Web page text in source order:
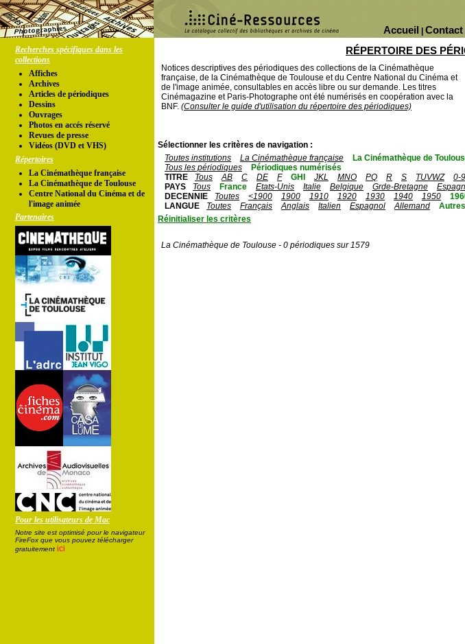
Contact
Accueil
Recherches spécifiques dans les
collections
Affiches
Archives
Articles de périodiques
Dessins
Ouvrages
Photos en accés réservé
Revues de presse
Vidéos (DVD et VHS)
Répertoires
La Cinémathèque française
La Cinémathèque de Toulouse
Centre National du Cinéma et de
l'image animée
Partenaires
Pour les utilisateurs de Mac
Notre site est optimisé pour le navigateur
FireFox que vous pouvez télécharger
gratuitement ici
RÉPERTOIRE DES
Notices descriptives des périodiques des collections de la Cinémathèque
française, de la Cinémathèque de Toulouse et du Centre National du Cinéma et
de l'image animée, consultables en accès libre ou sur demande. Les titres
Cinémagazine et Paris-Photographe ont été numérisés en coopération avec la
BNF. (Consulter le guide d'utilisation du répertoire des périodiques)
Sélectionner les critères de navigation :
Toutes institutions
La Cinémathèque française La Cinémathèque de
Tous les périodiques
Périodiques numérisés
TITRE
Tous AB C DE F GHI JKL MNO PQ R S TUVWZ
0-9
PAYS
Tous France Etats-Unis Italie Belgique Grde-Bretagne
DECENNIE
Toutes <1900 1900 1910 1920 1930 1940 1950
LANGUE
Toutes Français Anglais Italien Espagnol Allemand
Autres
Réinitialiser les critères
La Cinémathèque de Toulouse - 0 périodiques sur 1579